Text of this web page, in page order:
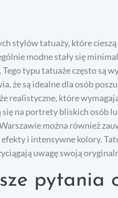
stylów tatuaży, które
modne stały się
typu tatuaże często są
że są idealne dla osób
realistyczne, które
na portrety bliskich osób
można również
i intensywne kolory.
uwagę swoją
pytania